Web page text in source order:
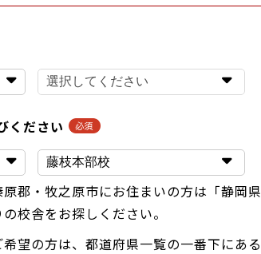
ください
郡・牧之原市にお住まいの方は「静岡県
校舎をお探しください。
望の方は、都道府県一覧の一番下にある